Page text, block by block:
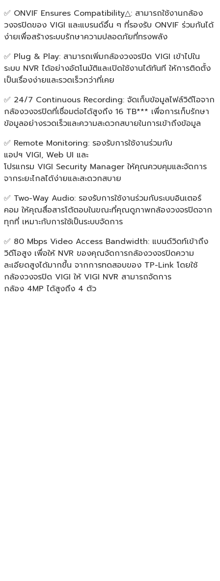
✅ ONVIF Ensures Compatibility△: สามารถใช้งานกล้อง
วงจรปิดของ VIGI และแบรนด์อื่น ๆ ที่รองรับ ONVIF ร่วมกันได้
ง่ายเพื่อสร้างระบบรักษาความปลอดภัยที่ทรงพลัง
✅ Plug & Play: สามารถเพิ่มกล้องวงจรปิด VIGI เข้าไปใน
ระบบ NVR ได้อย่างอัตโนมัติและเปิดใช้งานได้ทันที ให้การติดตั้ง
เป็นเรื่องง่ายและรวดเร็วกว่าที่เคย
✅ 24/7 Continuous Recording: จัดเก็บข้อมูลไฟล์วิดีโอจาก
กล้องวงจรปิดที่เชื่อมต่อได้สูงถึง 16 TB*** เพื่อการเก็บรักษา
ข้อมูลอย่างรวดเร็วและความสะดวกสบายในการเข้าถึงข้อมูล
✅ Remote Monitoring: รองรับการใช้งานร่วมกับ
แอปฯ VIGI, Web UI และ
โปรแกรม VIGI Security Manager ให้คุณควบคุมและจัดการ
จากระยะไกลได้ง่ายและสะดวกสบาย
✅ Two-Way Audio: รองรับการใช้งานร่วมกับระบบอินเตอร์
คอม ให้คุณสื่อสารโต้ตอบในขณะที่คุณดูภาพกล้องวงจรปิดจาก
ทุกที่ เหมาะกับการใช้เป็นระบบจัดการ
✅ 80 Mbps Video Access Bandwidth: แบนด์วิดท์เข้าถึง
วิดีโอสูง เพื่อให้ NVR ของคุณจัดการกล้องวงจรปิดความ
ละเอียดสูงได้มากขึ้น จากการทดสอบของ TP-Link โดยใช้
กล้องวงจรปิด VIGI ให้ VIGI NVR สามารถจัดการ
กล้อง 4MP ได้สูงถึง 4 ตัว